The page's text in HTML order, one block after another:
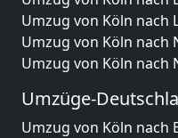
Umzug von Köln nach
Umzug von Köln nach
Umzug von Köln nach
Umzüge-
Umzug von Köln nach